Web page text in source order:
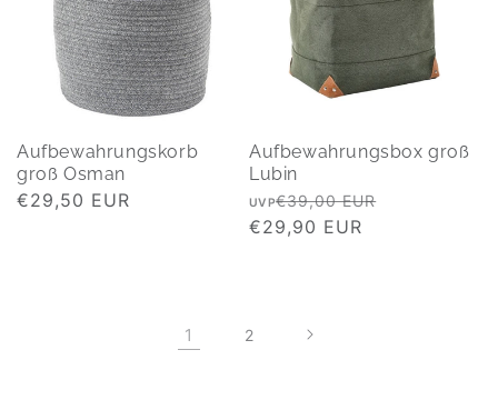
Aufbewahrungskorb
groß Osman
Normaler
€29,50 EUR
Aufbewahrungsbox groß
Lubin
Normaler
Preis
UVP€39,00 EUR
€29,90 EUR
1 2